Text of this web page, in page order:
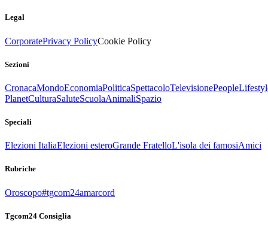
Legal
CorporatePrivacy PolicyCookie Policy
Sezioni
CronacaMondoEconomiaPoliticaSpettacoloTelevisionePeople
PlanetCulturaSaluteScuolaAnimaliSpazio
Speciali
Elezioni ItaliaElezioni esteroGrande FratelloL'isola dei famosiAmici
Rubriche
Oroscopo#tgcom24amarcord
Tgcom24 Consiglia